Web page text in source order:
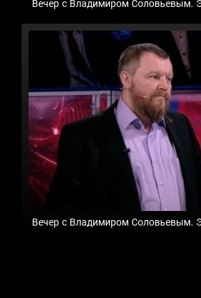
Вечер с Владимиром Соловьевым.